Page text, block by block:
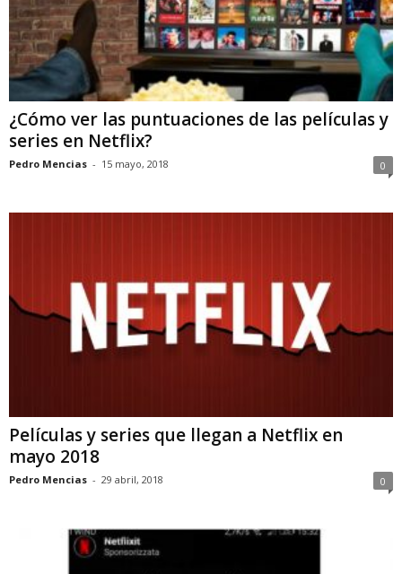
¿Cómo ver las puntuaciones de las películas y
series en Netflix?
Pedro Mencias - 15 mayo, 2018 0
Películas y series que llegan a Netflix en
mayo 2018
Pedro Mencias - 29 abril, 2018 0